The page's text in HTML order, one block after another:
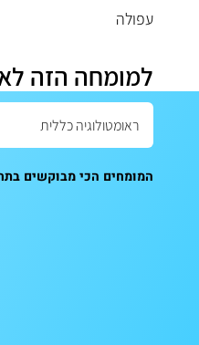
עפולה
למומחה הזה לא
המומחים הכי מבוקשים